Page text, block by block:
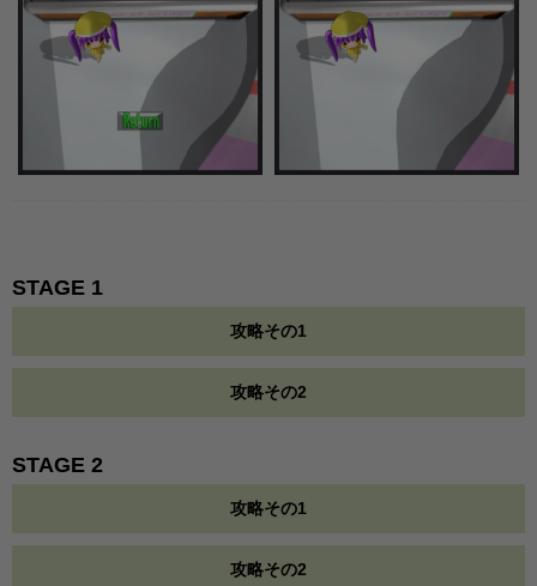
STAGE 1
攻略その1
攻略その2
STAGE 2
攻略その1
攻略その2